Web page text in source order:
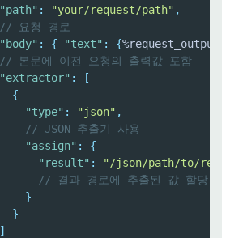
"path" : "your/request/path" ,
// 요청 경로
"body" : { "text" : {%request_output%
// 본문에 이전 요청의 출력값 포함
"extractor" :
[
{
"type" : "json" ,
// JSON 추출기 사용
"assign" :
{
"result" :
"/json/path/to/
// 결과 경로에 추출된 값 할당
}
}
]